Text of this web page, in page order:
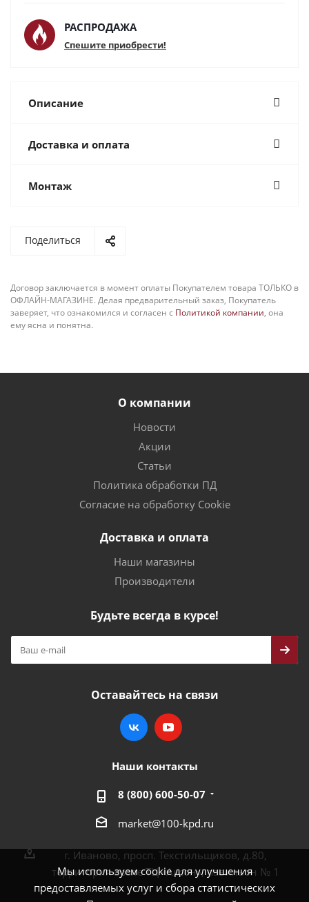
Мы используем cookie для улучшения
предоставляемых услуг и сбора статистических
РАСПРОДАЖА
Спешите приобрести!
Описание
Доставка и оплата
Монтаж
Поделиться
Договор заключается в момент оплаты Покупателем товара ТОЛЬКО в
ОФЛАЙН-МАГАЗИНЕ. Делая предварительный заказ, Покупатель
заверяет, что ознакомился и согласен с Политикой компании, она
ему ясна и понятна.
О компании
Новости
Акции
Статьи
Политика обработки ПД
Согласие на обработку Cookie
Доставка и оплата
Наши магазины
Производители
Будьте всегда в курсе!
Оставайтесь на связи
Наши контакты
8 (800) 600-50-07
market@100-kpd.ru
г. Иваново, просп. Текстильщиков, д.80,
территория возле ТЦ «Аксон», павильон № 1